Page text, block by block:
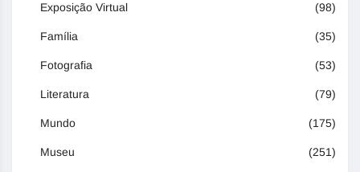
Exposição Virtual (98)
Família (35)
Fotografia (53)
Literatura (79)
Mundo (175)
Museu (251)